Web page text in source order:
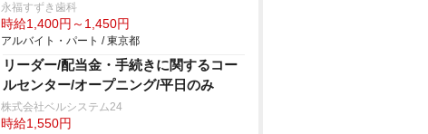
永福すずき歯科
時給1,400円～1,450円
アルバイト・パート / 東京都
リーダー/配当金・手続きに関するコー
ルセンター/オープニング/平日のみ
株式会社ベルシステム24
時給1,550円